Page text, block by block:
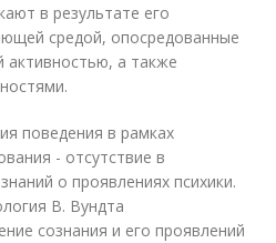
в результате его
средой, опосредованные
активностью, а также
поведения в рамках
- отсутствие в
о проявлениях психики.
В. Вундта
сознания и его проявлений